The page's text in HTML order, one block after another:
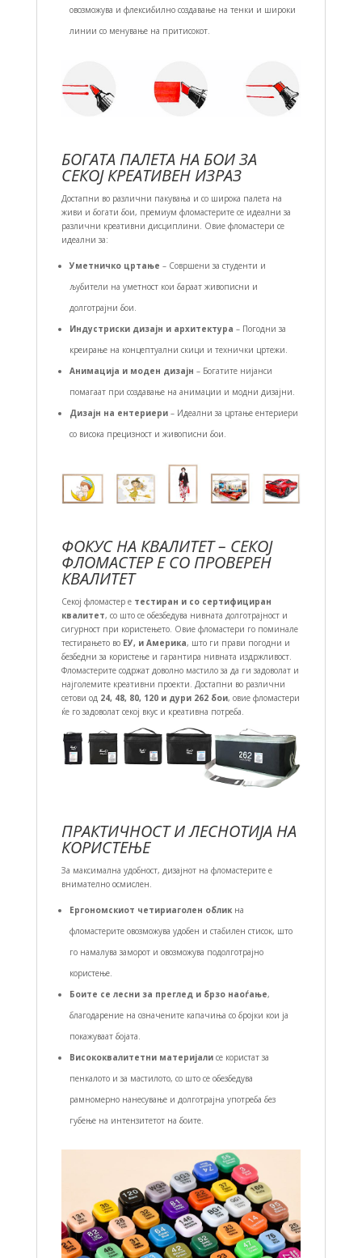
овозможува и флексибилно создавање на тенки и широки
линии со менување на притисокот.
БОГАТА ПАЛЕТА НА БОИ ЗА
СЕКОЈ КРЕАТИВЕН ИЗРАЗ
Достапни во различни пакувања и со широка палета на
живи и богати бои, премиум фломастерите се идеални за
различни креативни дисциплини. Овие фломастери се
идеални за:
Уметничко цртање – Совршени за студенти и
љубители на уметност кои бараат живописни и
долготрајни бои.
Индустриски дизајн и архитектура – Погодни за
креирање на концептуални скици и технички цртежи.
Анимација и моден дизајн – Богатите нијанси
помагаат при создавање на анимации и модни дизајни.
Дизајн на ентериери– Идеални за цртање ентериери
со висока прецизност и живописни бои.
ФОКУС НА КВАЛИТЕТ – СЕКОЈ
ФЛОМАСТЕР Е СО ПРОВЕРЕН
КВАЛИТЕТ
Секој фломастер е тестиран и со сертифициран
квалитет, со што се обезбедува нивната долготрајност и
сигурност при користењето. Овие фломастери го поминале
тестирањето во ЕУ, и Америка, што ги прави погодни и
безбедни за користење и гарантира нивната издржливост.
Фломастерите содржат доволно мастило за да ги задоволат и
најголемите креативни проекти. Достапни во различни
сетови од 24, 48, 80, 120 и дури 262 бои, овие фломастери
ќе го задоволат секој вкус и креативна потреба.
ПРАКТИЧНОСТ И ЛЕСНОТИЈА НА
КОРИСТЕЊЕ
За максимална удобност, дизајнот на фломастерите е
внимателно осмислен.
Ергономскиот четириаголен обликна
фломастерите овозможува удобен и стабилен стисок, што
го намалува заморот и овозможува подолготрајно
користење.
Боите се лесни за преглед и брзо наоѓање,
благодарение на означените капачиња со бројки кои ја
покажуваат бојата.
Висококвалитетни материјалисе користат за
пенкалото и за мастилото, со што се обезбедува
рамномерно нанесување и долготрајна употреба без
губење на интензитетот на боите.